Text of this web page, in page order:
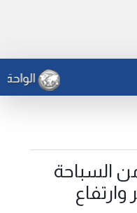
الواحة
السباحة